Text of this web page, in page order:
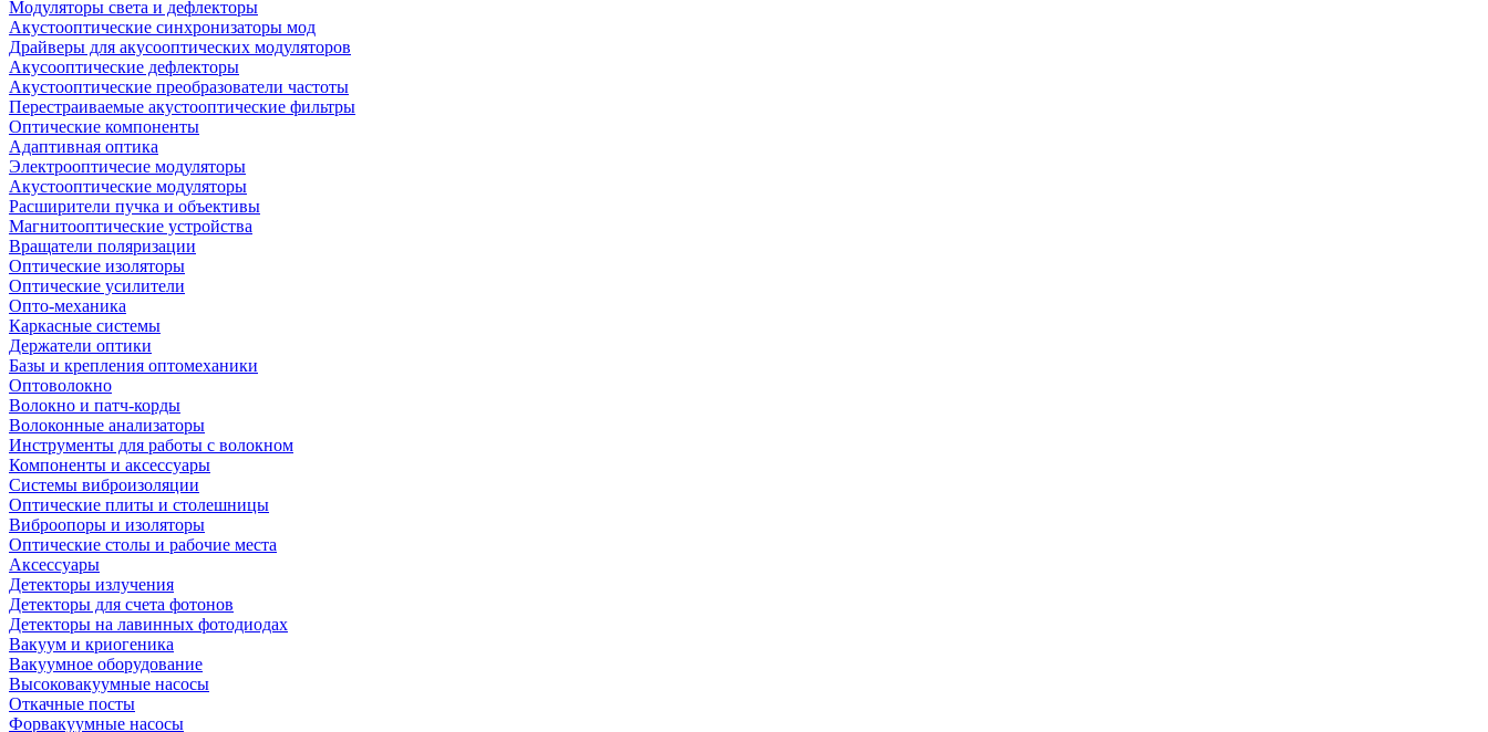
Модуляторы света и дефлекторы
Акустооптические синхронизаторы мод
Драйверы для акусооптических модуляторов
Акусооптические дефлекторы
Акустооптические преобразователи частоты
Перестраиваемые акустооптические фильтры
Оптические компоненты
Адаптивная оптика
Электрооптичесие модуляторы
Акустооптические модуляторы
Расширители пучка и объективы
Магнитооптические устройства
Вращатели поляризации
Оптические изоляторы
Оптические усилители
Опто-механика
Каркасные системы
Держатели оптики
Базы и крепления оптомеханики
Оптоволокно
Волокно и патч-корды
Волоконные анализаторы
Инструменты для работы с волокном
Компоненты и аксессуары
Системы виброизоляции
Оптические плиты и столешницы
Виброопоры и изоляторы
Оптические столы и рабочие места
Аксессуары
Детекторы излучения
Детекторы для счета фотонов
Детекторы на лавинных фотодиодах
Вакуум и криогеника
Вакуумное оборудование
Высоковакуумные насосы
Откачные посты
Форвакуумные насосы